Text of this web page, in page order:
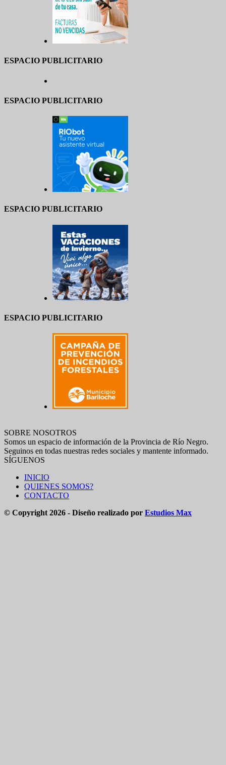
ESPACIO PUBLICITARIO
ESPACIO PUBLICITARIO
ESPACIO PUBLICITARIO
ESPACIO PUBLICITARIO
SOBRE NOSOTROS
Somos un espacio de información de la Provincia de Río Negro.
Seguinos en todas nuestras redes sociales y mantente informado.
SÍGUENOS
INICIO
QUIENES SOMOS?
CONTACTO
© Copyright 2026 - Diseño realizado por Estudios Max